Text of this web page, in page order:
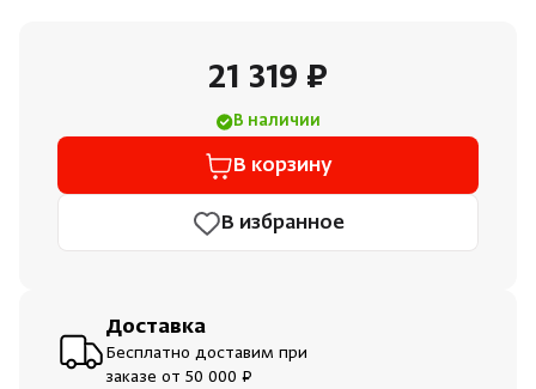
Инфракрасные сауны
Краны
21 319 ₽
В наличии
В корзину
В избранное
Доставка
Бесплатно доставим при
заказе от 50 000 ₽